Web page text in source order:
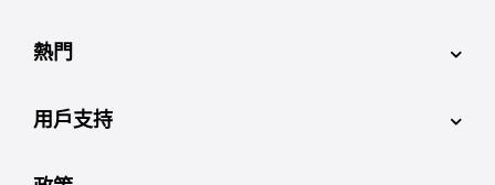
熱門
用戶支持